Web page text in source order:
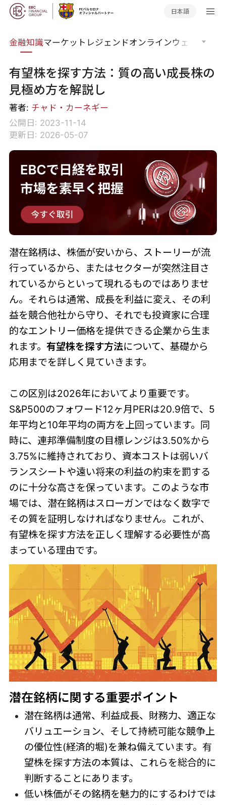
日本語
金融知識マーケットレジェンドオンラインウェビナー
有望株を探す方法：質の高い成長株の
見極め方を解説し
著者: チャド・カーネギー
公開日: 2023-11-14
更新日: 2026-05-07
潜在銘柄は、株価が安いから、ストーリーが流
行っているから、またはセクターが突然注目さ
れているからといって現れるものではありませ
ん。それらは通常、成長を利益に変え、その利
益を競合他社から守り、それでも投資家に合理
的なエントリー価格を提供できる企業から生ま
れます。 有望株を探す方法について、基礎から
応用までを詳しく見ていきます。
この区別は2026年においてより重要です。
S&P500のフォワード12ヶ月PERは20.9倍で、5
年平均と10年平均の両方を上回っています。同
時に、連邦準備制度の目標レンジは3.50%から
3.75%に維持されており、資本コストは弱いバ
ランスシートや遠い将来の利益の約束を罰する
のに十分な高さを保っています。このような市
場では、潜在銘柄はスローガンではなく数字で
その質を証明しなければなりません。これが、
有望株を探す方法を正しく理解する必要性が高
まっている理由です。
潜在銘柄に関する重要ポイント
潜在銘柄は通常、利益成長、財務力、適正な
バリュエーション、そして持続可能な競争上
の優位性(経済的堀)を兼ね備えています。有
望株を探す方法の本質は、これらを総合的に
判断することにあります。
低い株価がその銘柄を魅力的にするわけでは